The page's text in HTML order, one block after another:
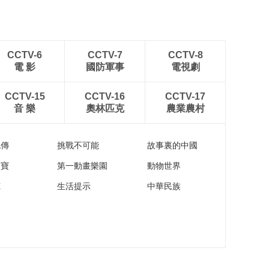
CCTV-6
電 影
CCTV-7
國防軍事
CCTV-8
電視劇
CCTV-15
音 樂
CCTV-16
奧林匹克
CCTV-17
農業農村
挑戰不可能 故事裏的中國
第一動畫樂園 動物世界
生活提示 中華民族